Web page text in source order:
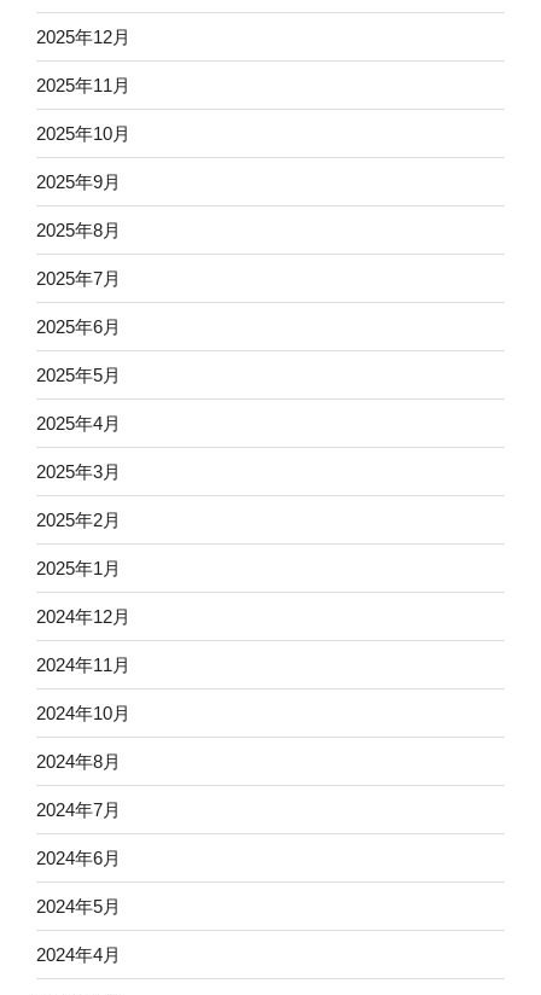
2025年12月
2025年11月
2025年10月
2025年9月
2025年8月
2025年7月
2025年6月
2025年5月
2025年4月
2025年3月
2025年2月
2025年1月
2024年12月
2024年11月
2024年10月
2024年8月
2024年7月
2024年6月
2024年5月
2024年4月